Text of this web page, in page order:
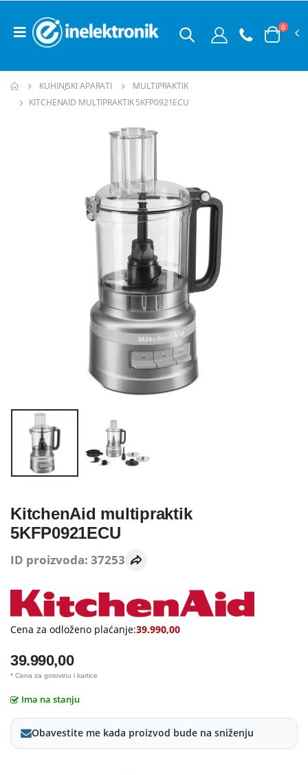
0
KUHINJSKI APARATI
MULTIPRAKTIK
KITCHENAID MULTIPRAKTIK 5KFP0921ECU
KitchenAid multipraktik
5KFP0921ECU
ID proizvoda: 37253
Cena za odloženo plaćanje:39.990,00
39.990,00
* Cena za gotovinu i kartice
Ima na stanju
Obavestite me kada proizvod bude na sniženju